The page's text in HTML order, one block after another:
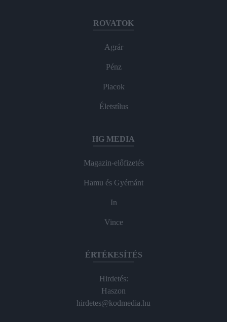
ROVATOK
Agrár
Pénz
Piacok
Életstílus
HG MEDIA
Magazin-előfizetés
Hamu és Gyémánt
In
Vince
ÉRTÉKESÍTÉS
Hirdetés:
Haszon
hirdetes@kodmedia.hu